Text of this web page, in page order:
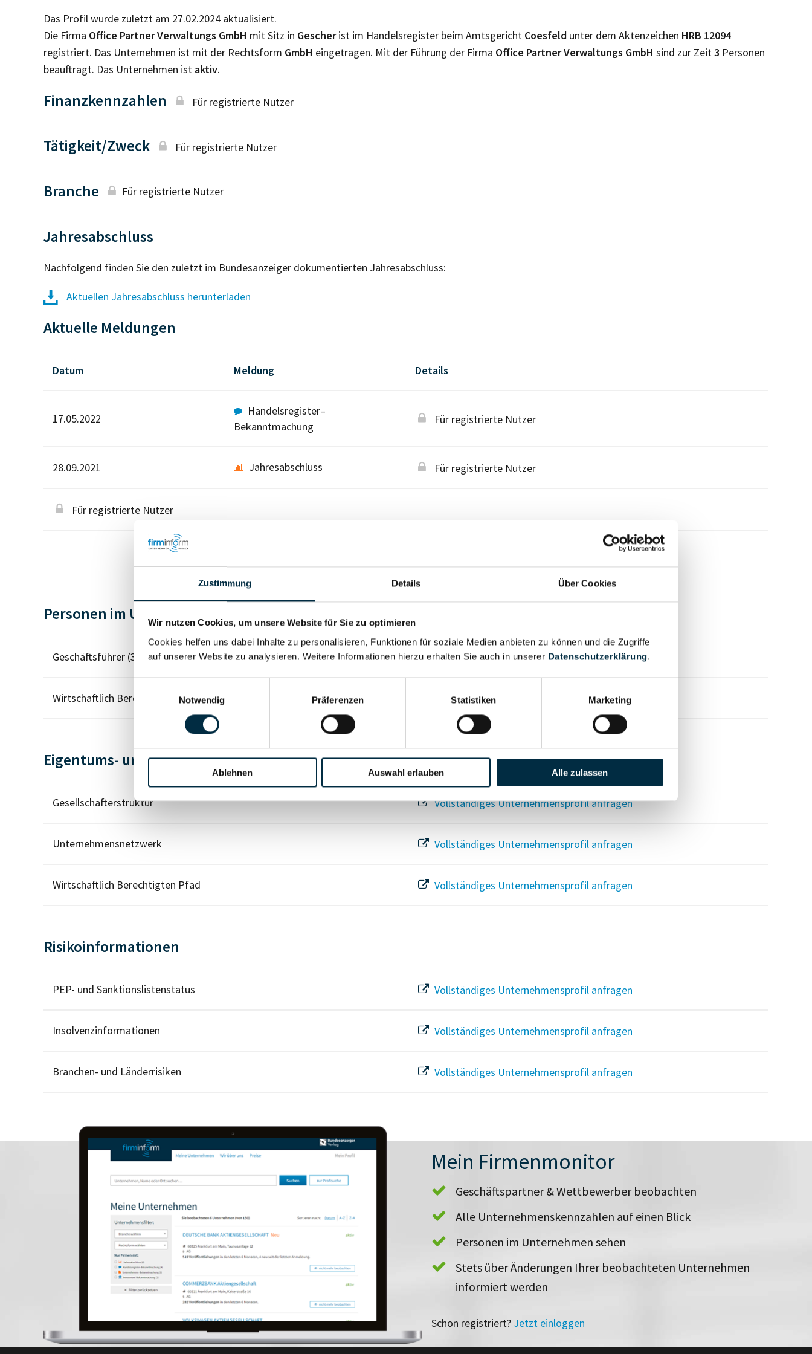
Zustimmung Details Über Cookies
Wir nutzen Cookies, um unsere Website für Sie zu optimieren
Cookies helfen uns dabei Inhalte zu personalisieren, Funktionen für soziale Medien anbieten zu können und die Zugriffe
auf unserer Website zu analysieren. Weitere Informationen hierzu erhalten Sie auch in unserer Datenschutzerklärung.
Notwendig
Präferenzen Statistiken Marketing
Ablehnen Auswahl erlauben Alle zulassen
Das Profil wurde zuletzt am 27.02.2024 aktualisiert.
Die Firma Office Partner Verwaltungs GmbH mit Sitz in Gescherist im Handelsregister beim Amtsgericht Coesfeld unter dem Aktenzeichen HRB 12094
registriert. Das Unternehmen ist mit der Rechtsform GmbH eingetragen. Mit der Führung der Firma Office Partner Verwaltungs GmbH sind zur Zeit3 Personen
beauftragt. Das Unternehmen ist aktiv.
Finanzkennzahlen Für registrierte Nutzer
Tätigkeit/Zweck Für registrierte Nutzer
Branche Für registrierte Nutzer
Jahresabschluss
Nachfolgend finden Sie den zuletzt im Bundesanzeiger dokumentierten Jahresabschluss:
Aktuellen Jahresabschluss herunterladen
Aktuelle Meldungen
Datum Meldung Details
17.05.2022
Handelsregister–
Bekanntmachung
Für registrierte Nutzer
28.09.2021 Jahresabschluss Für registrierte Nutzer
Für registrierte Nutzer
Personen im Unternehmen
Geschäftsführer (3) Für registrierte Nutzer
Wirtschaftlich Berechtigter Vollständiges Unternehmensprofil anfragen
Eigentums- und Kontrollstruktur
Gesellschafterstruktur Vollständiges Unternehmensprofil anfragen
Unternehmensnetzwerk Vollständiges Unternehmensprofil anfragen
Wirtschaftlich Berechtigten Pfad Vollständiges Unternehmensprofil anfragen
Risikoinformationen
PEP- und Sanktionslistenstatus Vollständiges Unternehmensprofil anfragen
Insolvenzinformationen Vollständiges Unternehmensprofil anfragen
Branchen- und Länderrisiken Vollständiges Unternehmensprofil anfragen
Mein Firmenmonitor
Geschäftspartner & Wettbewerber beobachten
Alle Unternehmenskennzahlen auf einen Blick
Personen im Unternehmen sehen
Stets über Änderungen Ihrer beobachteten Unternehmen
informiert werden
Schon registriert? Jetzt einloggen